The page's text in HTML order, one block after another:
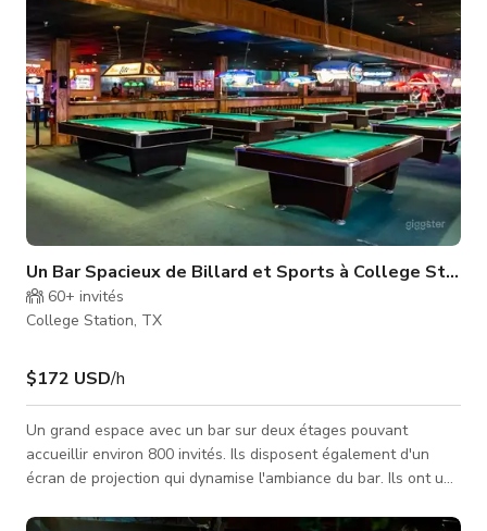
Un Bar Spacieux de Billard et Sports à College
60+ invités
College Station, TX
$172 USD/h
Un grand espace avec un bar sur deux étages pouvant
accueillir environ 800 invités. Ils disposent également d'un
écran de projection qui dynamise l'ambiance du bar. Ils ont un